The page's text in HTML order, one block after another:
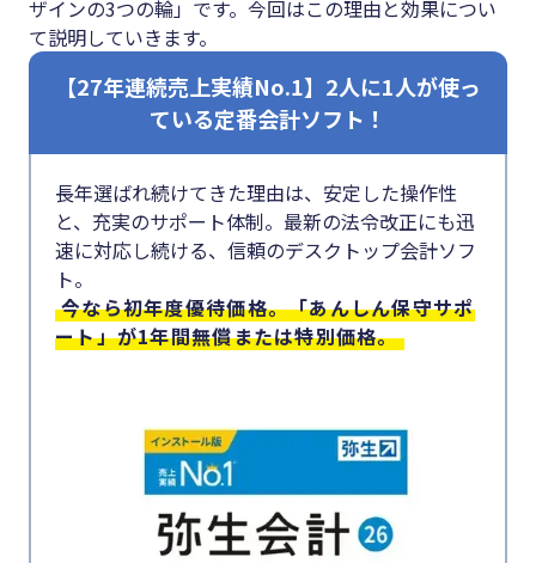
#クラブオフ
無料で会計ソフトを試す
ザインの3つの輪」です。今回はこの理由と効果につい
て説明していきます。
【27年連続売上実績No.1】2人に1人が使っ
ている定番会計ソフト！
長年選ばれ続けてきた理由は、安定した操作性
と、充実のサポート体制。最新の法令改正にも迅
速に対応し続ける、信頼のデスクトップ会計ソフ
ト。
今なら初年度優待価格。「あんしん保守サポ
ート」が1年間無償または特別価格。